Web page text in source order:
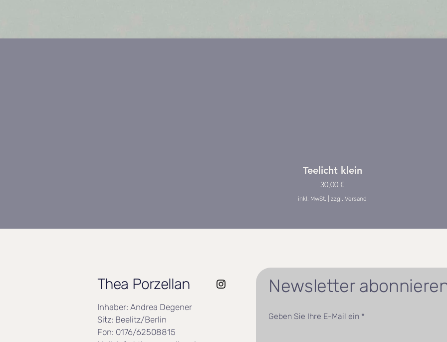
Schnellansicht
Teelicht klein
Preis
30,00 €
inkl. MwSt. zzgl. Versand
Inhaber: Andrea Degener
Sitz: Beelitz/Berlin
Fon: 0176/62508815
Thea Porzellan Newsletter
Geben Sie Ihre E-Mail ein